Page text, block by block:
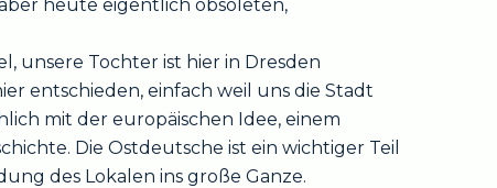
heute eigentlich obsoleten,
unsere Tochter ist hier in Dresden
entschieden, einfach weil uns die Stadt
mit der europäischen Idee, einem
Die Ostdeutsche ist ein wichtiger Teil
des Lokalen ins große Ganze.